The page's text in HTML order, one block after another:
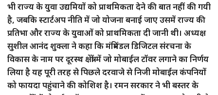
भी राज्य के युवा उद्यमियों को प्राथमिकता देने की बात नहीं की गयी
है, जबकि स्टार्टअप नीति में जो योजना बनाई जाए उसमें राज्य की
प्रतिभा और राज्य के युवाओं को प्राथमिकता दी जानी थी। अध्यक्ष
सुशील आनंद शुक्ला ने कहा कि मंत्रिमंडल डिजिटल संरचना के
विकास के नाम पर दूरस्थ क्षेत्रों में जो मोबाईल टॉवर लगाने का निर्णय
लिया है यह पूरी तरह से पिछले दरवाजे से निजी मोबाईल कंपनियों
को फायदा पहुंचाने की कोशिश है। रमन सरकार ने भी बस्तर के